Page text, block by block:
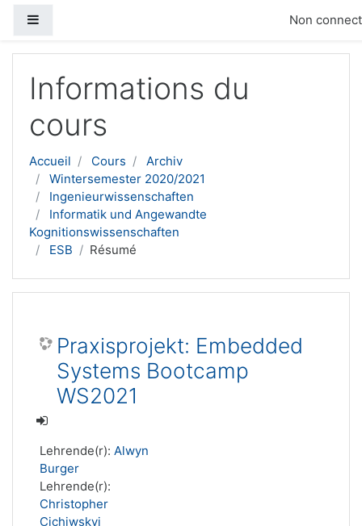
Non
Informations du
cours
Accueil Cours
Archiv
Wintersemester 2020/2021
Ingenieurwissenschaften
Informatik und Angewandte
Kognitionswissenschaften
ESB
Résumé
Praxisprojekt: Embedded
Systems Bootcamp
WS2021
Lehrende(r): Alwyn
Burger
Lehrende(r):
Christopher
Cichiwskyj